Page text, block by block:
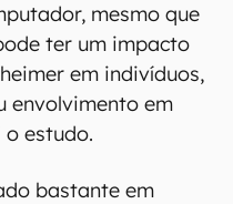
mesmo que
ter um impacto
em indivíduos,
envolvimento em
estudo.
bastante em